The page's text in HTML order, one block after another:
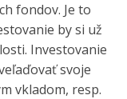
fondov. Je to
by si už
Investovanie
svoje
vkladom, resp.